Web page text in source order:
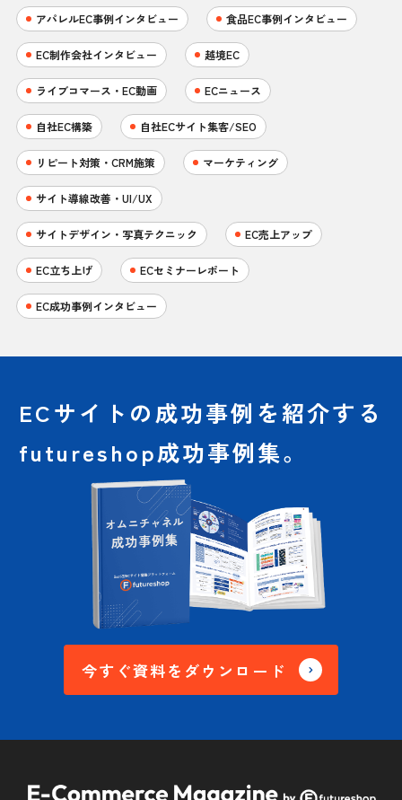
アパレルEC事例インタビュー 食品EC事例インタビュー
EC制作会社インタビュー 越境EC
ライブコマース・EC動画 ECニュース
自社EC構築 自社ECサイト集客/SEO
リピート対策・CRM施策 マーケティング
サイト導線改善・UI/UX
サイトデザイン・写真テクニック EC売上アップ
EC立ち上げ ECセミナーレポート
EC成功事例インタビュー
ECサイトの成功事例を紹介する
futureshop成功事例集。
今すぐ資料をダウンロード